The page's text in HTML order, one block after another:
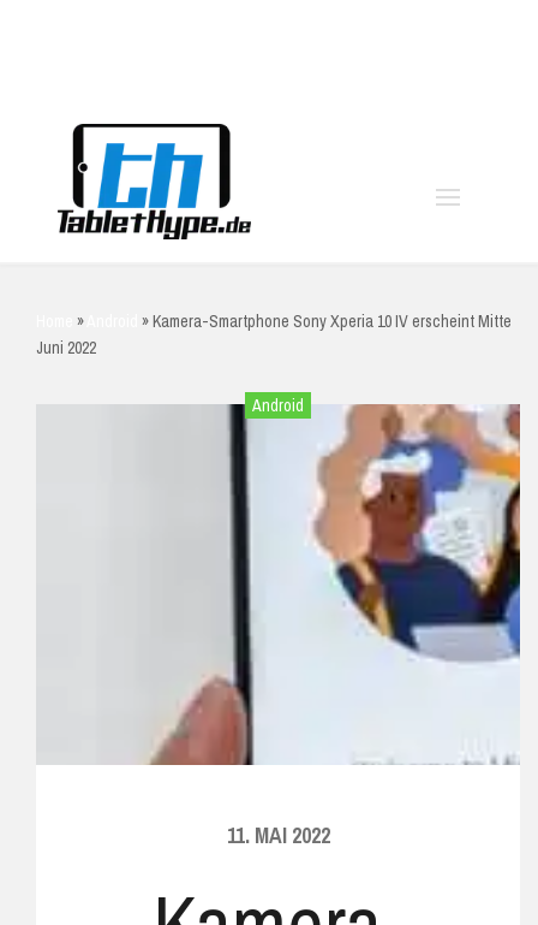
» »Kamera-Smartphone Sony Xperia 10 IV erscheint Mitte
Juni 2022
Android
11. MAI 2022